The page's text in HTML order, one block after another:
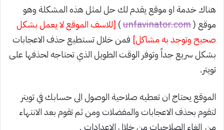
هناك خدمة او موقع يقدم لك حل لمثل هذه المشكلة وهو
موقع (unfavinator.com
) [للاسف الموقع لا يعمل بشكل
صحيح وتوجد به مشاكل] فمن خلال تستطيع حذف الاعجابات
بشكل سريع جداً وتوفر الوقت الطويل الذي تحتاجه لحذفها على
تويتر.
الموقع يحتاج ان تعطيه صلاحية الوصول الى حسابك في تويتر
لتقوم بحذف الاعجابات والمفضلات ومن ثم تقوم بعد الانتهاء
من إلغاء الصلاحيات من خلال الاعدادات .